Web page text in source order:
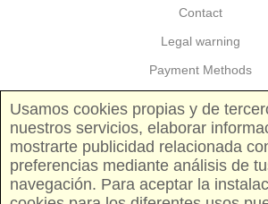
Contact
Legal warning
Payment Methods
Shipping costs
Pricing and availability
Usamos cookies propias y de
nuestros servicios, elaborar
mostrarte publicidad relacionada
preferencias mediante análisis de
navegación. Para aceptar la